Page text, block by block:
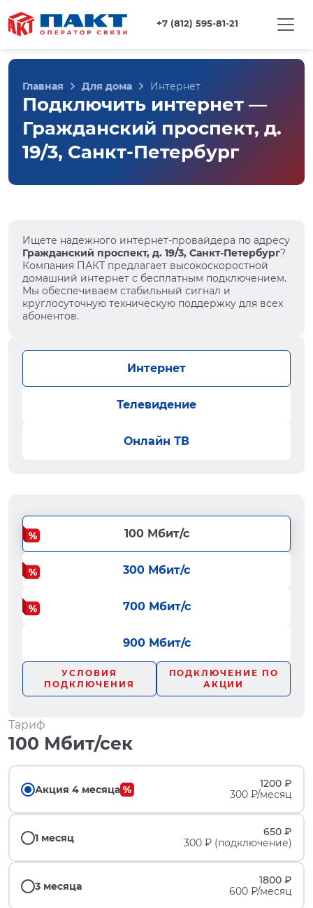
+7 (812) 595-81-21
Главная Для дома Интернет
Подключить интернет —
Гражданский проспект, д.
19/3, Санкт-Петербург
Ищете надежного интернет-провайдера по адресу
Гражданский проспект, д. 19/3, Санкт-Петербург?
Компания ПАКТ предлагает высокоскоростной
домашний интернет с бесплатным подключением.
Мы обеспечиваем стабильный сигнал и
круглосуточную техническую поддержку для всех
абонентов.
Интернет
Телевидение
Онлайн ТВ
100 Мбит/с
300 Мбит/с
700 Мбит/с
900 Мбит/с
УСЛОВИЯ
ПОДКЛЮЧЕНИЯ
ПОДКЛЮЧЕНИЕ ПО
АКЦИИ
Тариф
100 Мбит/сек
Акция 4 месяца
1200 ₽
300 ₽/месяц
1 месяц
650 ₽
300 ₽ (подключение)
3 месяца
1800 ₽
600 ₽/месяц